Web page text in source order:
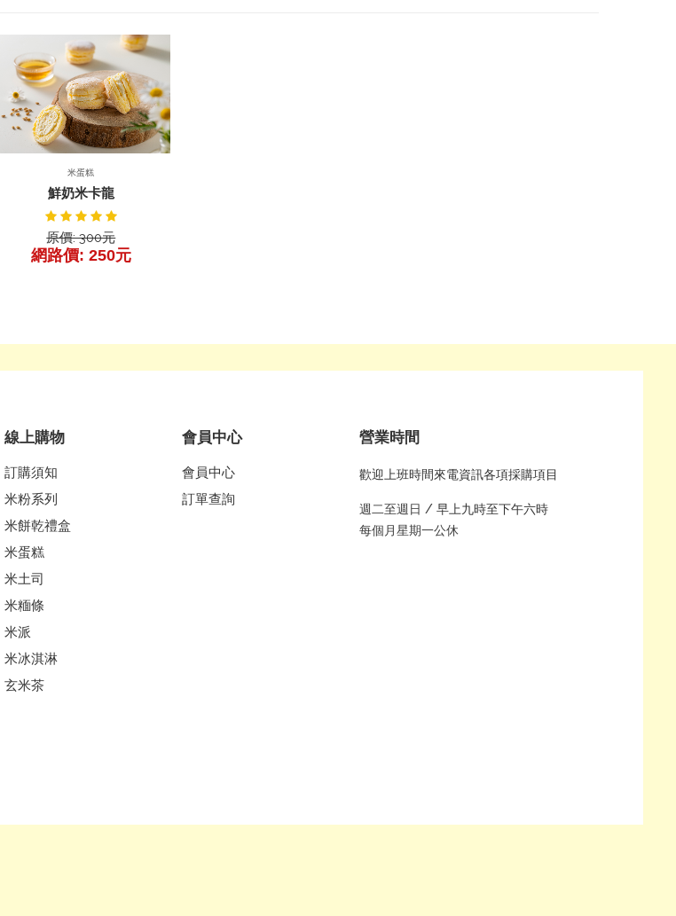
前往產品
產品詳細
米蛋糕
鮮奶米卡龍
原價: 300元
網路價: 250元
線上購物
訂購須知
米粉系列
米餅乾禮盒
米蛋糕
米土司
米糆條
米派
米冰淇淋
玄米茶
會員中心
會員中心
訂單查詢
營業時間
歡迎上班時間來電資訊各項採購項目
週二至週日 / 早上九時至下午六時
每個月星期一公休